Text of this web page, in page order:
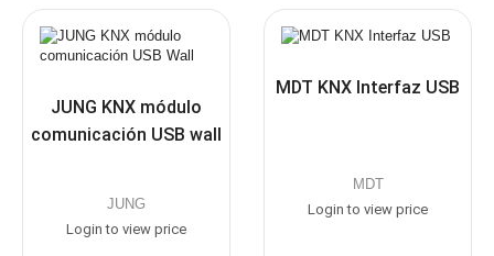
JUNG KNX módulo
comunicación USB wall
JUNG
Login to view price
MDT KNX Interfaz USB
MDT
Login to view price